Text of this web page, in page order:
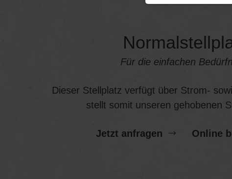
Für die einfachen
Dieser Stellplatz verfügt über Strom-
stellt somit unseren gehobenen
Jetzt anfragen Online